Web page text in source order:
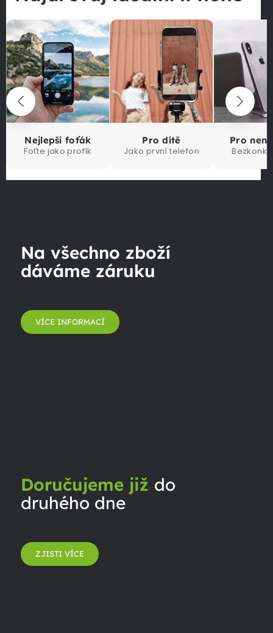
Nejlepší foťák
Foťte jako profík
Pro dítě
Jako první telefon
Pro
Na všechno zboží
dáváme záruku
VÍCE INFORMACÍ
Doručujeme již do
druhého dne
ZJISTI VÍCE